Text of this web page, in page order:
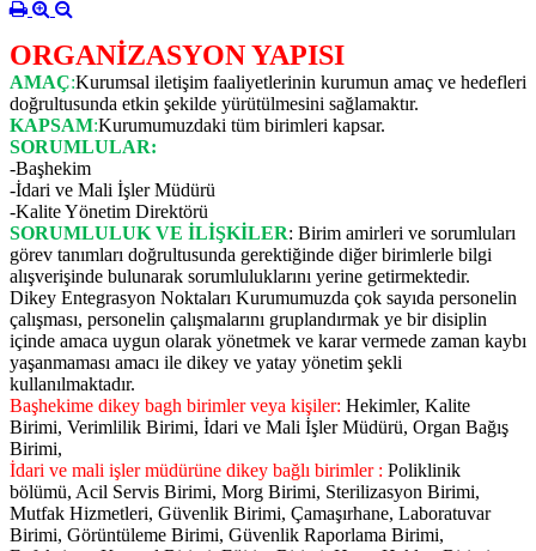
ORGANİZASYON YAPISI
AMAÇ:Kurumsal iletişim faaliyetlerinin kurumun amaç ve hedefleri
doğrultusunda etkin şekilde yürütülmesini sağlamaktır.
KAPSAM:Kurumumuzdaki tüm birimleri kapsar.
SORUMLULAR:
-Başhekim
-İdari ve Mali İşler Müdürü
-Kalite Yönetim Direktörü
SORUMLULUK VE İLİŞKİLER: Birim amirleri ve sorumluları
görev tanımları doğrultusunda gerektiğinde diğer birimlerle bilgi
alışverişinde bulunarak sorumluluklarını yerine getirmektedir.
Dikey Entegrasyon Noktaları Kurumumuzda çok sayıda personelin
çalışması, personelin çalışmalarını gruplandırmak ye bir disiplin
içinde amaca uygun olarak yönetmek ve karar vermede zaman kaybı
yaşanmaması amacı ile dikey ve yatay yönetim şekli
kullanılmaktadır.
Başhekime dikey bagh birimler veya kişiler: Hekimler, Kalite
Birimi, Verimlilik Birimi, İdari ve Mali İşler Müdürü, Organ Bağış
Birimi,
İdari ve mali işler müdürüne dikey bağlı birimler : Poliklinik
bölümü, Acil Servis Birimi, Morg Birimi, Sterilizasyon Birimi,
Mutfak Hizmetleri, Güvenlik Birimi, Çamaşırhane, Laboratuvar
Birimi, Görüntüleme Birimi, Güvenlik Raporlama Birimi,